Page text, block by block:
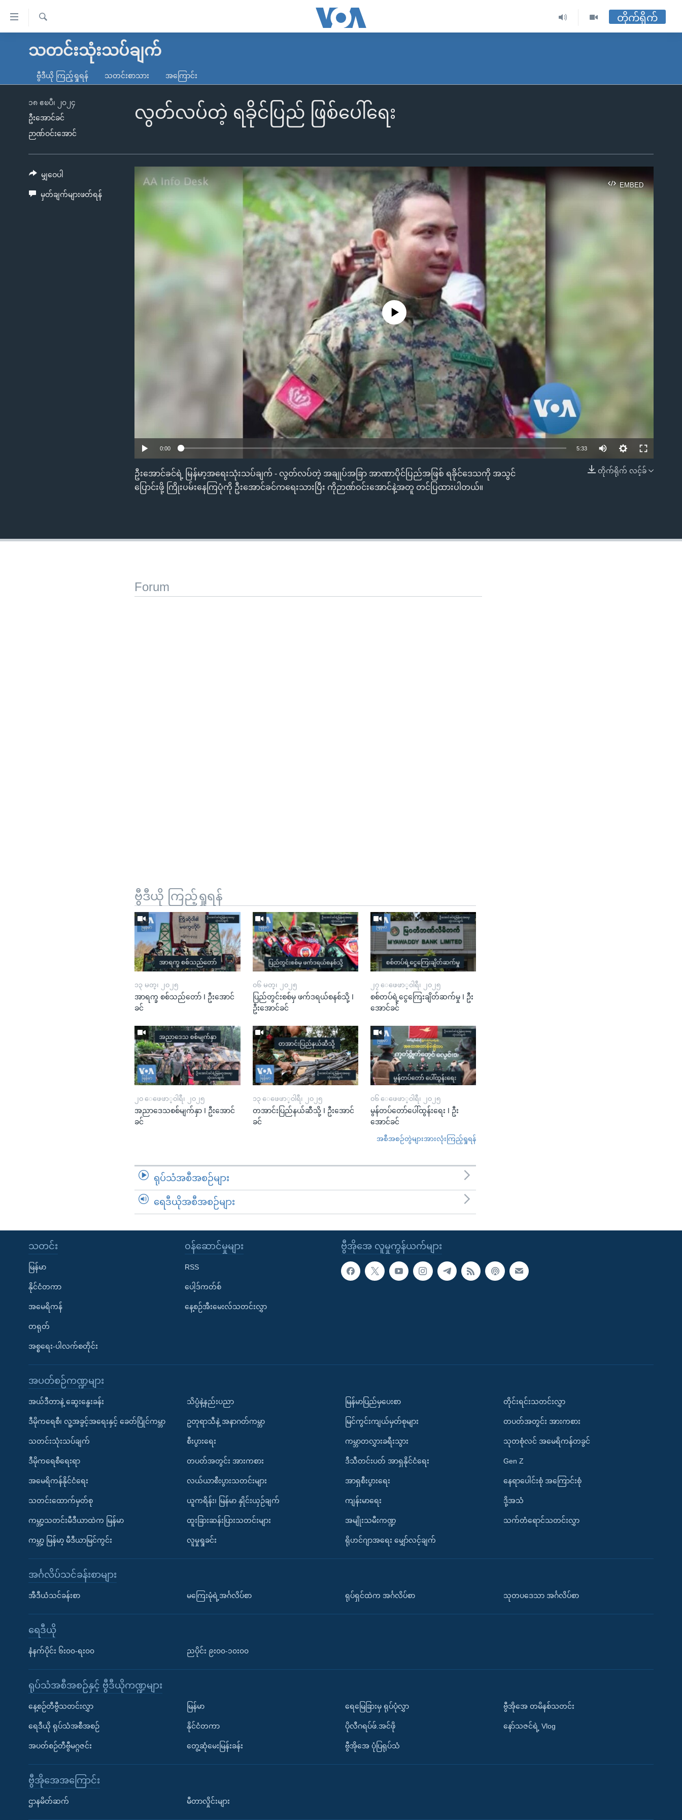
လွယ်ကူ
သည့်
မူလစာမျက်နှာ
ကမ္ဘာ့သတင်းများ
နိုင်ငံတကာ
အမေရိကန်
တရုတ်
အစ္စရေး-ပါလက်စတိုင်း
သတင်းလွတ်လပ်ခွင့်
ရပ်ဝန်းတခု လမ်းတခု အလွန်
အင်္ဂလိပ်စာလေ့လာမယ်
အမေရိကန်သုံးအီဒီယံ
မကြေးမုံရဲ့ အင်္ဂလိပ်စာ
အပတ်စဉ်ကဏ္ဍများ
ရေဒီယို
ရေဒီယိုနှင့်ရုပ်သံ အချက်အလက်များ
ရ
တိုက်ရိုက်
သတင်းသုံးသပ်ချက်
ဗွီဒီယို ကြည့်ရှုရန် သတင်းစာသား အကြောင်း
လွတ်လပ်တဲ့ ရခိုင်ပြည် ဖြစ်ပေါ်ရေး
၁၈ ဧၿပီ၊ ၂၀၂၄
ဦးအောင်ခင်
ဉာဏ်ဝင်းအောင်
EMBED
EMBED
No media source currently available
0:00 5:33
တိုက်ရိုက် လင့်ခ်
ဦးအောင်ခင်ရဲ့ မြန်မာ့အရေးသုံးသပ်ချက် - လွတ်လပ်တဲ့ အချုပ်အခြာ အာဏာပိုင်ပြည်အဖြစ် ရခိုင်ဒေသကို အသွင်
ပြောင်းဖို့ ကြိုးပမ်းနေကြပုံကို ဦးအောင်ခင်ကရေးသားပြီး ကိုဉာဏ်ဝင်းအောင်နဲ့အတူ တင်ပြထားပါတယ်။
မျှဝေပါ
မှတ်ချက်များဖတ်ရန်
Forum
ဗွီဒီယို ကြည့်ရှုရန်
၁၃ မတ္၊ ၂၀၂၅
အာရက္ခ စစ်သည်တော် I ဦးအောင်
ခင်
၀၆ မတ္၊ ၂၀၂၅
ပြည်တွင်းစစ်မှ ဖက်ဒရယ်စနစ်သို့ I
ဦးအောင်ခင်
၂၇ ေဖေဖာ္၀ါရီ၊ ၂၀၂၅
စစ်တပ်ရဲ့ငွေကြေးချိတ်ဆက်မှု I ဦး
အောင်ခင်
၂၀ ေဖေဖာ္၀ါရီ၊ ၂၀၂၅
အညာဒေသစစ်မျက်နှာ I ဦးအောင်
ခင်
၁၃ ေဖေဖာ္၀ါရီ၊ ၂၀၂၅
တအာင်းပြည်နယ်ဆီသို့ I ဦးအောင်
ခင်
၀၆ ေဖေဖာ္၀ါရီ၊ ၂၀၂၅
မွန်တပ်တော်ပေါ်ထွန်းရေး I ဦး
အောင်ခင်
အစီအစဉ်တွဲများအားလုံးကြည့်ရှုရန်
ရုပ်သံအစီအစဉ်များ
ရေဒီယိုအစီအစဉ်များ
ဗွီအိုအေ လူမှုကွန်ယက်များ
သတင်း
မြန်မာ
နိုင်ငံတကာ
အမေရိကန်
တရုတ်
အစ္စရေး-ပါလက်စတိုင်း
၀န်ဆောင်မှုများ
RSS
ပေါ့ဒ်ကတ်စ်
နေ့စဉ်အီးမေးလ်သတင်းလွှာ
အပတ်စဉ်ကဏ္ဍများ
အယ်ဒီတာနဲ့ ဆွေးနွေးခန်း
ဒီမိုကရေစီ၊ လူ့အခွင့်အရေးနှင့် ခေတ်ပြိုင်ကမ္ဘာ
သတင်းသုံးသပ်ချက်
ဒီမိုကရေစီရေးရာ
အမေရိကန်နိုင်ငံရေး
သတင်းထောက်မှတ်စု
ကမ္ဘာ့သတင်းမီဒီယာထဲက မြန်မာ
ကမ္ဘာ့ မြန်မာ့ မီဒီယာမြင်ကွင်း
သိပ္ပံနဲ့နည်းပညာ
ဥတုရာသီနဲ့ အနာဂတ်ကမ္ဘာ
စီးပွားရေး
တပတ်အတွင်း အားကစား
လယ်ယာစီးပွားသတင်းများ
ယူကရိန်း၊ မြန်မာ နှိုင်းယှဉ်ချက်
ထူးခြားဆန်းပြားသတင်းများ
လူမှုရှုခင်း
မြန်မာပြည်မှပေးစာ
မြင်ကွင်းကျယ်မှတ်စုများ
ကမ္ဘာတလွှားခရီးသွား
ဒီသီတင်းပတ် အာရှနိုင်ငံရေး
အာရှစီးပွားရေး
ကျန်းမာရေး
အမျိုးသမီးကဏ္ဍ
ရိုဟင်ဂျာအရေး မျှော်လင့်ချက်
တိုင်းရင်းသတင်းလွှာ
တပတ်အတွင်း အားကစား
သုတစုံလင် အမေရိကန်တခွင်
Gen Z
နေရာပေါင်းစုံ အကြောင်းစုံ
ဒို့အသံ
သက်တံရောင်သတင်းလွှာ
အင်္ဂလိပ်သင်ခန်းစာများ
အီဒီယံသင်ခန်းစာ မကြေးမုံရဲ့အင်္ဂလိပ်စာ ရုပ်ရှင်ထဲက အင်္ဂလိပ်စာ သုတပဒေသာ အင်္ဂလိပ်စာ
ရေဒီယို
နံနက်ပိုင်း ၆း၀၀-ရး၀၀ ညပိုင်း ၉း၀၀-၁၀း၀၀
ရုပ်သံအစီအစဉ်နှင့် ဗွီဒီယိုကဏ္ဍများ
နေ့စဉ်တီဗွီသတင်းလွှာ
ရေဒီယို ရုပ်သံအစီအစဉ်
အပတ်စဉ်တီဗွီမဂ္ဂဇင်း
မြန်မာ
နိုင်ငံတကာ
တွေ့ဆုံမေးမြန်းခန်း
ရေမြေခြားမှ ရုပ်ပုံလွှာ
ပိုလီဂရပ်ဖ်.အင်ဖို
ဗွီအိုအေ ပုံပြရုပ်သံ
ဗွီအိုအေ တမိနစ်သတင်း
နော်သဇင်ရဲ့ Vlog
ဗွီအိုအေအကြောင်း
ဌာနမိတ်ဆက် မီတာလှိုင်းများ